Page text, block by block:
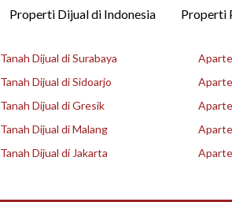
Properti Dijual di Indonesia Properti
Tanah Dijual di Surabaya
Tanah Dijual di Sidoarjo
Tanah Dijual di Gresik
Tanah Dijual di Malang
Tanah Dijual di Jakarta